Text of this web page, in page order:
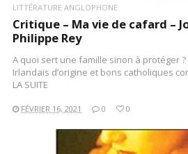
LITTÉRATURE ANGLOPHONE
Critique – Ma vie de cafard –
Philippe Rey
A quoi sert une famille sinon à protéger
Irlandais d’origine et bons catholiques
LA SUITE
FÉVRIER 16, 2021 0 0